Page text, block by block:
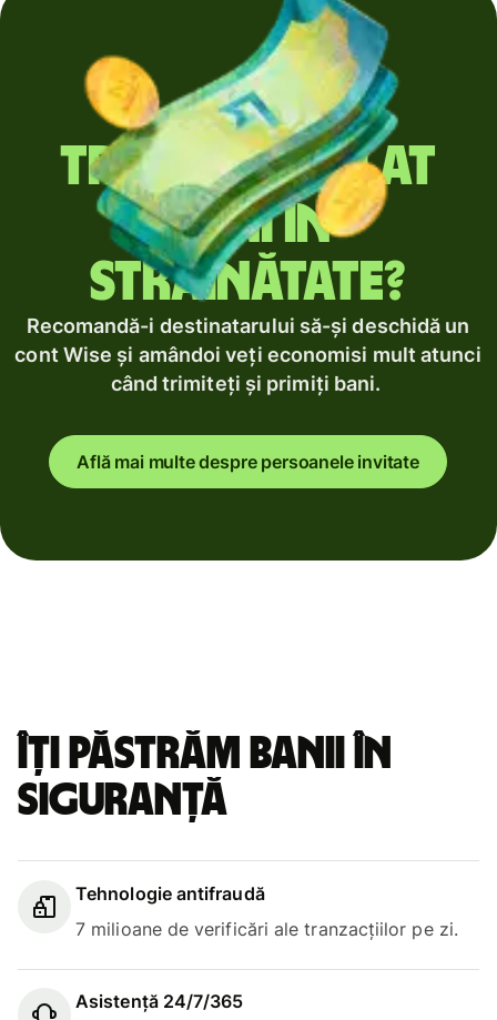
Trimiți regulat
bani în
străinătate?
Recomandă-i destinatarului să-și deschidă un
cont Wise și amândoi veți economisi mult atunci
când trimiteți și primiți bani.
Află mai multe despre persoanele invitate
Îți păstrăm banii în
siguranță
Tehnologie antifraudă
7 milioane de verificări ale tranzacțiilor pe zi.
Asistență 24/7/365